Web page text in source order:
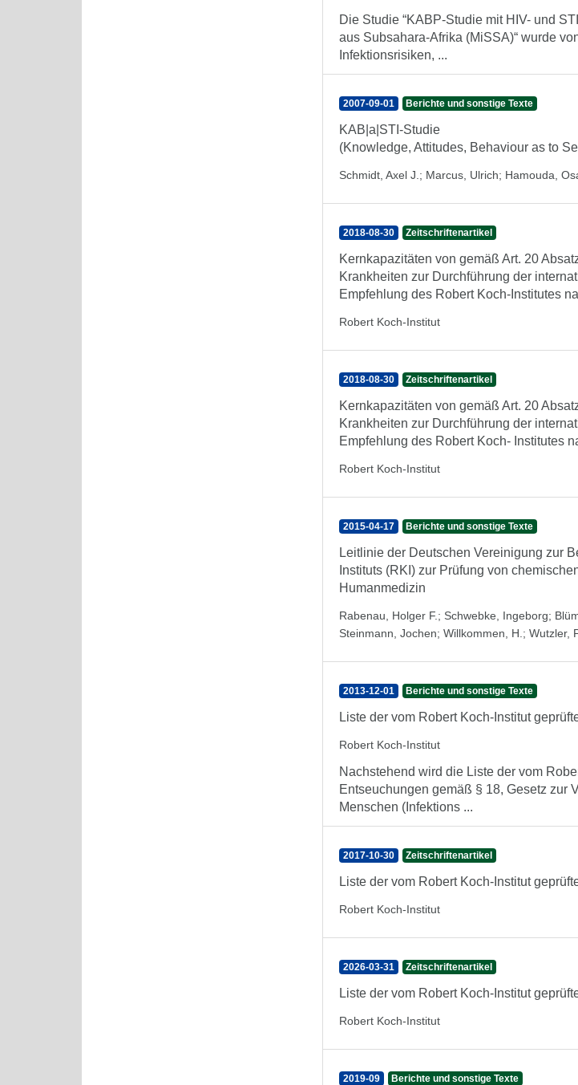
Die Studie “KABP-Studie mit HIV- und
aus Subsahara-Afrika (MiSSA)“ wurde
Infektionsrisiken, ...
2007-09-01 Berichte und sonstige Texte
KAB|a|STI-Studie
(Knowledge, Attitudes, Behaviour as to
Schmidt, Axel J. ; Marcus, Ulrich; Hamouda,
2018-08-30 Zeitschriftenartikel
Kernkapazitäten von gemäß Art. 20
Krankheiten zur Durchführung der
Empfehlung des Robert Koch-Institutes
Robert Koch-Institut
2018-08-30 Zeitschriftenartikel
Kernkapazitäten von gemäß Art. 20
Krankheiten zur Durchführung der
Empfehlung des Robert Koch- Institutes
Robert Koch-Institut
2015-04-17 Berichte und sonstige Texte
Leitlinie der Deutschen Vereinigung zur
Instituts (RKI) zur Prüfung von
Humanmedizin
Rabenau, Holger F. ; Schwebke, Ingeborg;
Steinmann, Jochen; Willkommen, H. ; Wutzler,
2013-12-01 Berichte und sonstige Texte
Liste der vom Robert Koch-Institut
Robert Koch-Institut
Nachstehend wird die Liste der vom
Entseuchungen gemäß § 18, Gesetz zur
Menschen (Infektions ...
2017-10-30 Zeitschriftenartikel
Liste der vom Robert Koch-Institut
Robert Koch-Institut
2026-03-31 Zeitschriftenartikel
Liste der vom Robert Koch-Institut
Robert Koch-Institut
2019-09 Berichte und sonstige Texte